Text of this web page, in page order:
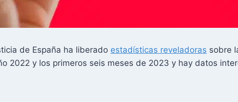
de España ha liberado estadísticas reveladoras sobre
2022 y los primeros seis meses de 2023 y hay datos